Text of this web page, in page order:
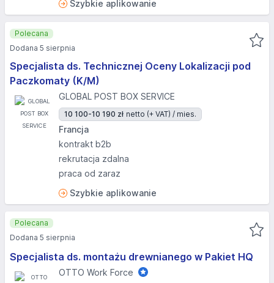
Szybkie aplikowanie
Specjalista ds. Technicznej Oceny Lokalizacji pod
Paczkomaty (K/M)
GLOBAL POST BOX SERVICE
10 100-10 190 zł netto (+ VAT) / mies.
Francja
kontrakt b2b
rekrutacja zdalna
praca od zaraz
Szybkie aplikowanie
Polecana
Dodana 5 sierpnia
Specjalista ds. montażu drewnianego w Pakiet HQ
OTTO Work Force
Polecana
Dodana 5 sierpnia